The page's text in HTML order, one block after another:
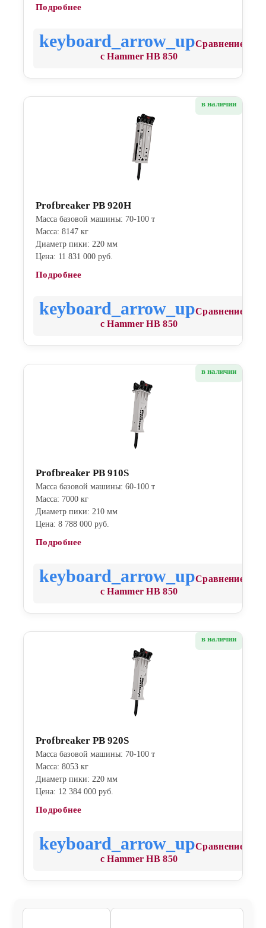
Подробнее
Сравнение
с Hammer HB 850
в наличии
Profbreaker PB 920H
Масса базовой машины: 70-100 т
Масса: 8147 кг
Диаметр пики: 220 мм
Цена: 11 831 000 руб.
Подробнее
Сравнение
с Hammer HB 850
в наличии
Profbreaker PB 910S
Масса базовой машины: 60-100 т
Масса: 7000 кг
Диаметр пики: 210 мм
Цена: 8 788 000 руб.
Подробнее
Сравнение
с Hammer HB 850
в наличии
Profbreaker PB 920S
Масса базовой машины: 70-100 т
Масса: 8053 кг
Диаметр пики: 220 мм
Цена: 12 384 000 руб.
Подробнее
Сравнение
с Hammer HB 850